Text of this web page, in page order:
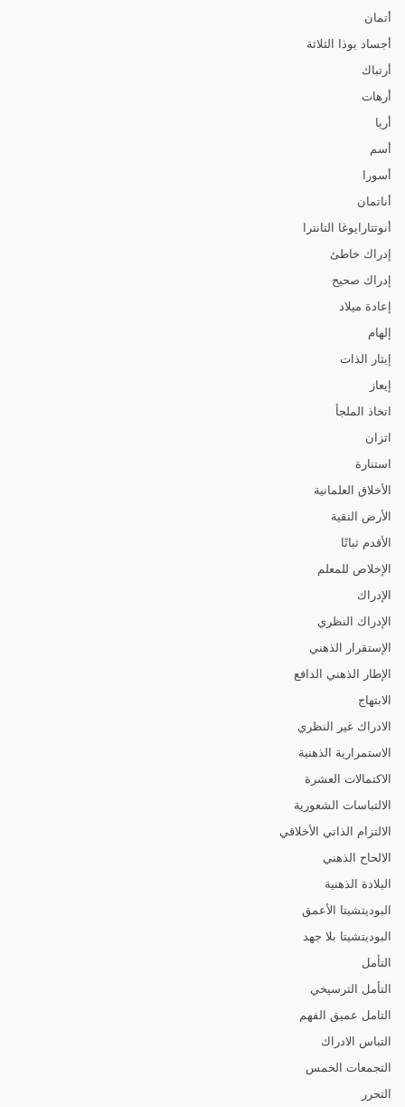
أتمان
أجساد بوذا الثلاثة
أرتباك
أرهات
أريا
أسم
أسورا
أناتمان
أنوتتارايوغا التانترا
إدراك خاطئ
إدراك صحيح
إعادة ميلاد
إلهام
إيثار الذات
إيعاز
اتخاذ الملجأ
اتزان
استنارة
الأخلاق العلمانية
الأرض النقية
الأقدم ثباتًا
الإخلاص للمعلم
الإدراك
الإدراك النظري
الإستقرار الذهني
الإطار الذهني الدافع
الابتهاج
الادراك غير النظري
الاستمرارية الذهنية
الاكتمالات العشرة
الالتباسات الشعورية
الالتزام الذاتي الأخلاقي
الالحاح الذهني
البلادة الذهنية
البوديتشيتا الأعمق
البوديتشيتا بلا جهد
التأمل
التأمل الترسيخي
التامل عميق الفهم
التباس الادراك
التجمعات الخمس
التحرر